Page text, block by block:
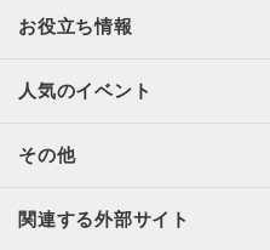
お役立ち情報
人気のイベント
その他
関連する外部サイト